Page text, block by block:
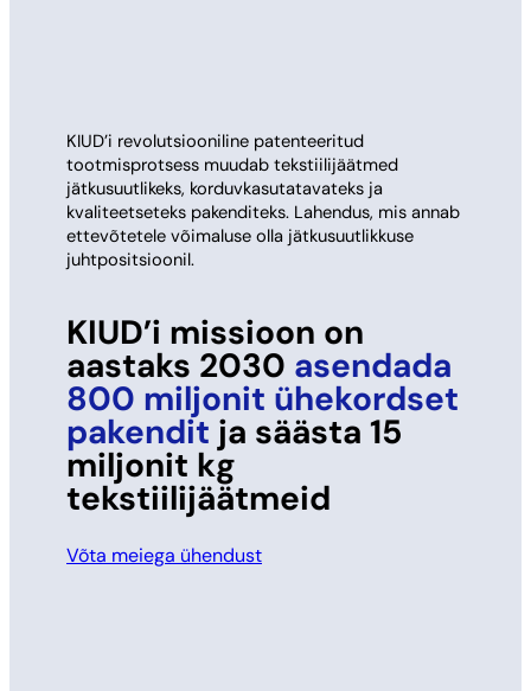
KIUD’i revolutsiooniline patenteeritud
tootmisprotsess muudab tekstiilijäätmed
jätkusuutlikeks, korduvkasutatavateks ja
kvaliteetseteks pakenditeks. Lahendus, mis annab
ettevõtetele võimaluse olla jätkusuutlikkuse
juhtpositsioonil.
KIUD’i missioon on
aastaks 2030 asendada
800 miljonit ühekordset
pakendit ja säästa 15
miljonit kg
tekstiilijäätmeid
Võta meiega ühendust